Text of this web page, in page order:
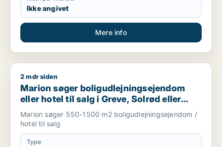
Ikke angivet
Mere info
Marion søger boligudlejningsejendom eller hotel til salg i
2 mdr siden
Marion søger boligudlejningsejendom
eller hotel til salg i Greve, Solrød eller
Roskilde m.fl.
Marion søger 550-1500 m2 boligudlejningsejendom /
hotel til salg
Type